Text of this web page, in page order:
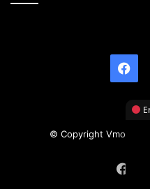
© Copyright Vmotor TI